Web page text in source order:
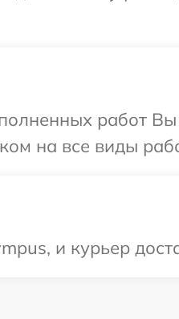
работ
на все виды
и курьер